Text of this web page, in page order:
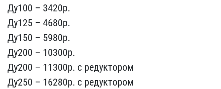
Ду100 – 3420p.
Ду125​ – 4680р.
Ду150 – 5980p.​
Ду200 – 10300p.
Ду200 –​ 11300p. с редуктором
Ду​250 – 16280p. с редуктор​ом